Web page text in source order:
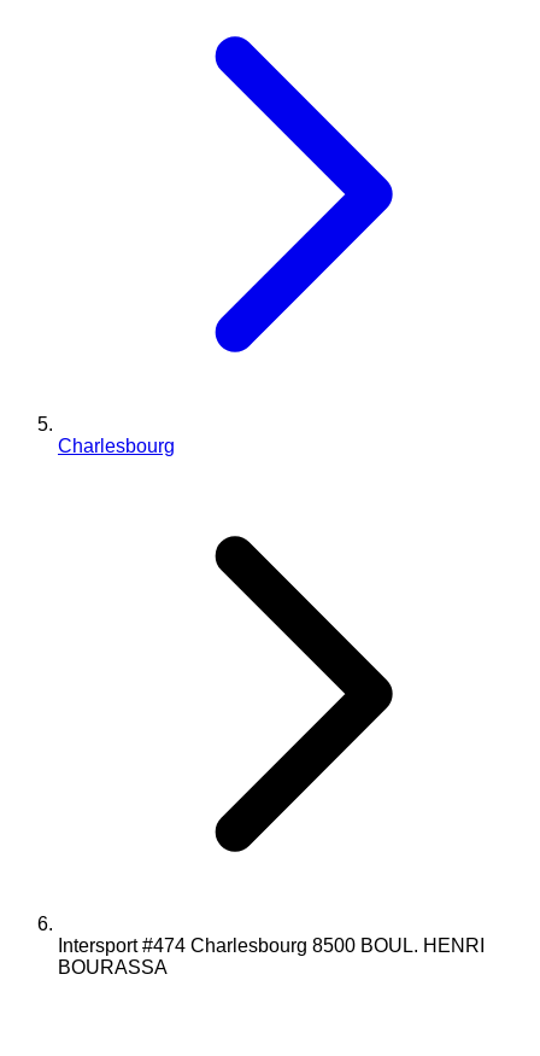
Charlesbourg
Intersport #474 Charlesbourg 8500 BOUL. HENRI
BOURASSA